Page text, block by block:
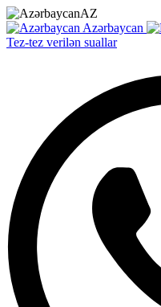
AZ
Azərbaycan
Tez-tez verilən suallar